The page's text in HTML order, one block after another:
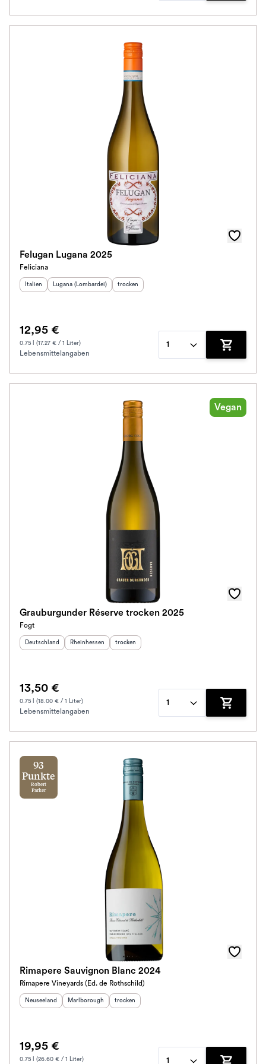
Felugan Lugana 2025
Feliciana
Herkunftsland:
Italien Herkunftsregion:
Lugana (Lombardei) Geschmack
trocken
12,95 €
0.75 l (17.27 € / 1 Liter)
Lebensmittelangaben
1
Zum
Vegan
Grauburgunder Réserve trocken 2025
Fogt
Herkunftsland
Deutschland Herkunftsregion :
Rheinhessen Geschmack
trocken
13,50 €
0.75 l (18.00 € / 1 Liter)
Lebensmittelangaben
1
Zum
93
Punkte
Robert
Parker
Rimapere Sauvignon Blanc 2024
Rimapere Vineyards (Ed. de Rothschild)
Herkunftsland
Neuseeland Herkunftsregion
Marlborough Geschmack
trocken
19,95 €
0.75 l (26.60 € / 1 Liter)
1